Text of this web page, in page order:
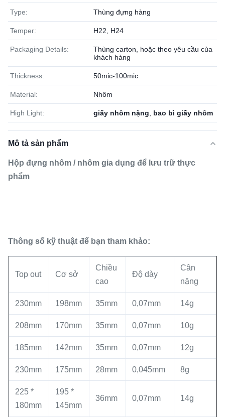
Type: Thùng đựng hàng
Temper: H22, H24
Packaging Details:
Thùng carton, hoặc theo yêu cầu của
khách hàng
Thickness: 50mic-100mic
Material: Nhôm
High Light: giấy nhôm nặng bao bì giấy nhôm
Mô tả sản phẩm
Hộp đựng nhôm / nhôm gia dụng để lưu trữ thực
phẩm
Thông số kỹ thuật để bạn tham khảo:
Top out Cơ sở
Chiều
cao
Độ dày
Cân
nặng
230mm 198mm 35mm 0,07mm 14g
208mm 170mm 35mm 0,07mm 10g
185mm 142mm 35mm 0,07mm 12g
230mm 175mm 28mm 0,045mm 8g
225 *
180mm
195 *
145mm
36mm 0,07mm 14g